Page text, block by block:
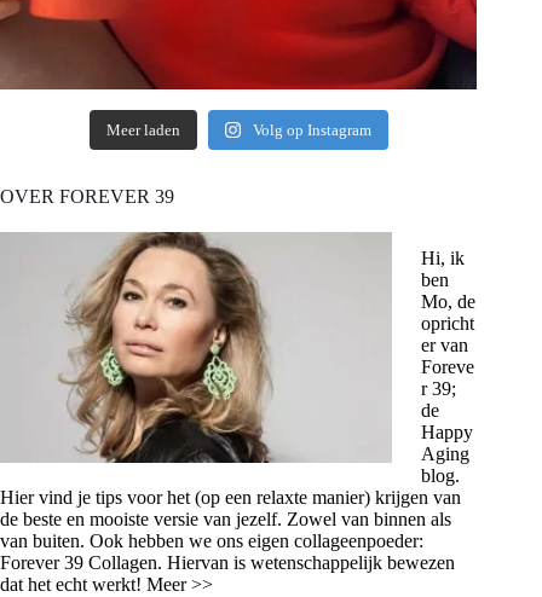
Meer laden Volg op Instagram
OVER FOREVER 39
Hi, ik
ben
Mo, de
opricht
er van
Foreve
r 39;
de
Happy
Aging
blog.
Hier vind je tips voor het (op een relaxte manier) krijgen van
de beste en mooiste versie van jezelf. Zowel van binnen als
van buiten. Ook hebben we ons eigen collageenpoeder:
Forever 39 Collagen. Hiervan is wetenschappelijk bewezen
dat het echt werkt! Meer >>